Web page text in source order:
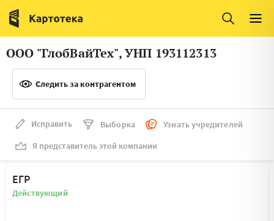
Италия
Люксембург
Литва
Нидерланды
ООО "ГлобВайТех", УНП 193112313
Следить за контрагентом
Исправить Выборка
Узнать учредителей
Я представитель этой компании
ЕГР
Действующий